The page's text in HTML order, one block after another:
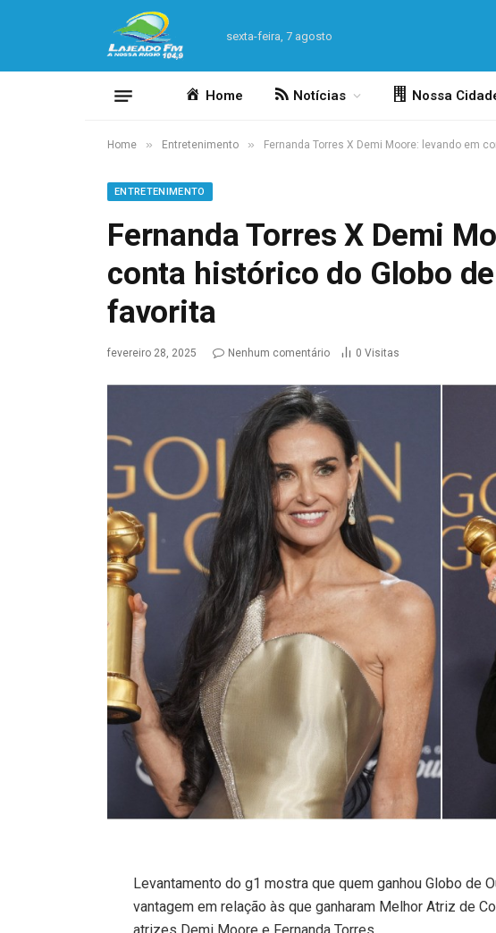
sexta-feira, 7 agosto
Home Notícias Nossa
Home » Entretenimento » Fernanda Torres X Demi Moore: levando em
ENTRETENIMENTO
Fernanda Torres X Demi
conta histórico do Globo
favorita
fevereiro 28, 2025 Nenhum comentário 0 Visitas
Levantamento do g1 mostra que quem ganhou Globo de
vantagem em relação às que ganharam Melhor Atriz de